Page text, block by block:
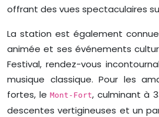
offrant des vues spectaculaires
La station est également
animée et ses événements
Festival, rendez-vous
musique classique. Pour les
fortes, le Mont-Fort, culminant à
descentes vertigineuses et un